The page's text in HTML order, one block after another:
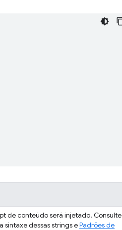
de conteúdo será injetado. Consulte
sintaxe dessas strings ePadrões de